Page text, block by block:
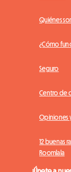
Quiénes
¿Cómo
Seguro
Centro de
Opiniones
12 buenas
Roomlala